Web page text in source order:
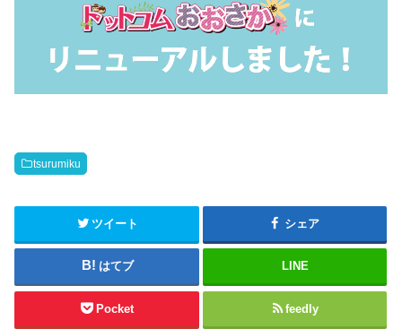
tsurumiku
ツイート シェア
はてブ LINE
Pocket feedly